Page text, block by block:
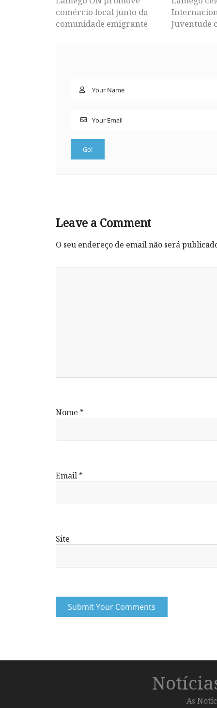
comércio local junto da
comunidade emigrante
Juventude
Leave a Comment
O seu endereço de email não será
Nome *
Email *
Site
As